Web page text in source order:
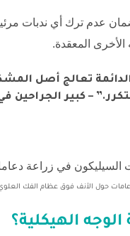
عدم ترك أي ندبات
الأخرى المعقدة.
تعالج أصل
– كبير الجراحين
حول الأنف فوق عظام الفك
الهيكلية؟